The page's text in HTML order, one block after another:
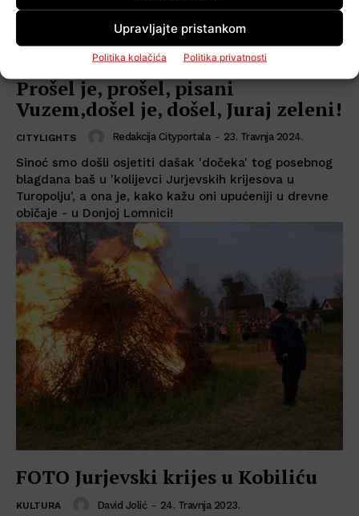
Upravljajte pristankom
Politika kolačića Politika privatnosti
Prošel je, prošel, pisani
Vuzem,došel je, došel, Juraj zeleni!
CITYLIGHTS Redakcija Cityportala - 23. Travnja 2024.
Sinoć smo došli osjetiti dašak 'dočeka' tog posebnog
blagdana baš u 'kolijevci Jurjevskih krijesova u
Turopolju', a ona je, kako kažu oni upućeniji u drevne
običaje - u Donjoj Lomnici!
FOTO Jurjevski krijes u Kobiliću
KULTURA David Jolić - 24. Travnja 2023.